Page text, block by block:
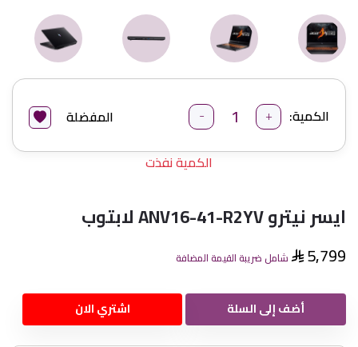
الكمية: - +
المفضلة
الكمية نفذت
ايسر نيترو ANV16-41-R2YV لابتوب
5,799 شامل ضريبة القيمة المضافة
أضف إلى السلة اشتري الان